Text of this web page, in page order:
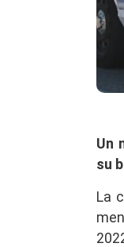
Un
su
La